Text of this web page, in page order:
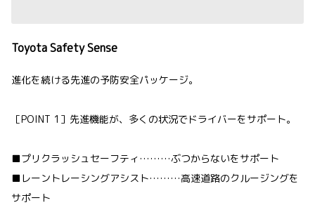
Toyota Safety Sense
進化を続ける先進の予防安全パッケージ。
［POINT 1］先進機能が、多くの状況でドライバーをサポート。
■プリクラッシュセーフティ………ぶつからないをサポート
■レーントレーシングアシスト………高速道路のクルージングを
サポート